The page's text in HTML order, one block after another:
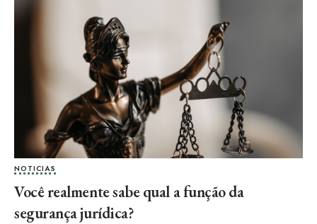
NOTICIAS
Você realmente sabe qual a função da
segurança jurídica?